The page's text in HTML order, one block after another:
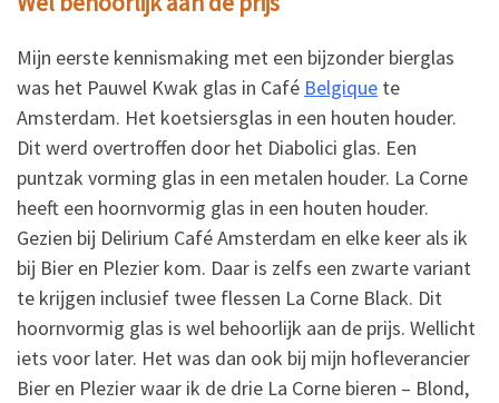
Mijn eerste kennismaking met een bijzonder bierglas
was het Pauwel Kwak glas in Café Belgique te
Amsterdam. Het koetsiersglas in een houten houder.
Dit werd overtroffen door het Diabolici glas. Een
puntzak vorming glas in een metalen houder. La Corne
heeft een hoornvormig glas in een houten houder.
Gezien bij Delirium Café Amsterdam en elke keer als ik
bij Bier en Plezier kom. Daar is zelfs een zwarte variant
te krijgen inclusief twee flessen La Corne Black. Dit
hoornvormig glas is wel behoorlijk aan de prijs. Wellicht
iets voor later. Het was dan ook bij mijn hofleverancier
Bier en Plezier waar ik de drie La Corne bieren – Blond,